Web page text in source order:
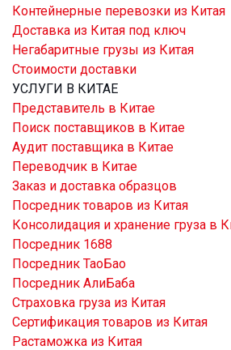
Контейнерные перевозки из Китая
Доставка из Китая под ключ
Негабаритные грузы из Китая
Стоимости доставки
УСЛУГИ В КИТАЕ
Представитель в Китае
Поиск поставщиков в Китае
Аудит поставщика в Китае
Переводчик в Китае
Заказ и доставка образцов
Посредник товаров из Китая
Консолидация и хранение груза в
Посредник 1688
Посредник ТаоБао
Посредник АлиБаба
Страховка груза из Китая
Сертификация товаров из Китая
Растаможка из Китая